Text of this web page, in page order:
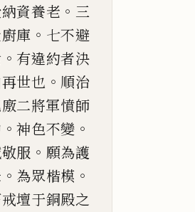
資養老 。 三
庫 。 七不避
。 有違約者決
世也 。 順治
二將軍憤師
。神色不變 。
服 。 願為護
。 為眾楷模 。
壇于銅殿之